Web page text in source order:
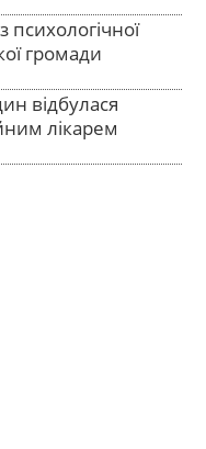
психологічної
громади
відбулася
лікарем